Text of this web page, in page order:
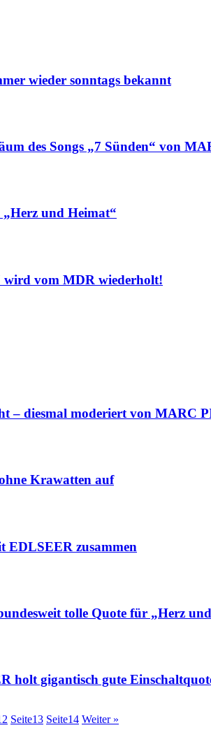
wieder sonntags bekannt
des Songs „7 Sünden“ von
und Heimat“
vom MDR wiederholt!
– diesmal moderiert von MARC
Krawatten auf
EDLSEER zusammen
tolle Quote für „Herz
holt gigantisch gute
Seite13 Seite14 Weiter »